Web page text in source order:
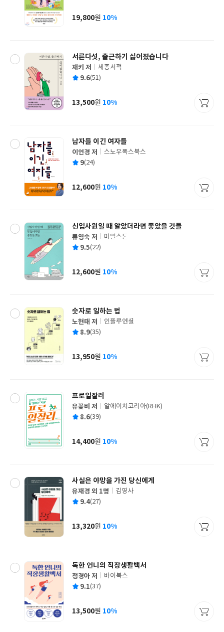
사
가
19,800원 10%
서른다섯, 출근하기 싫어졌습니다
글
쓴
재키 저
출
사
세종서적
평 9.6(51)
가
13,500원 10%
남자를 이긴 여자들
글
쓴
이언경 저
출
사
스노우폭스북스
평 9(24)
가
12,600원 10%
신입사원일 때 알았더라면 좋았을 것들
글
쓴
류영숙 저
출
사
마일스톤
평 9.5(22)
가
12,600원 10%
숫자로 일하는 법
글
쓴
노현태 저
출
사
인플루엔셜
평 8.9(35)
가
13,950원 10%
프로일잘러
글
쓴
유꽃비 저
출
사
알에이치코리아(RHK)
평 8.6(39)
가
14,400원 10%
사실은 야망을 가진 당신에게
글
쓴
유재경 외 1명
출
사
김영사
평 9.4(27)
가
13,320원 10%
독한 언니의 직장생활백서
글
쓴
정경아 저
출
사
바이북스
평 9.1(37)
가
13,500원 10%